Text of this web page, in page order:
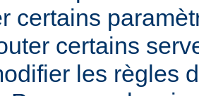
certains
certains
les règles